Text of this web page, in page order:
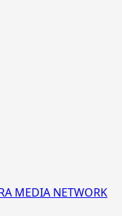
MEDIA NETWORK